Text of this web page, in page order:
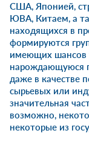
США, Японией,
ЮВА, Китаем, а
находящихся в
формируются
имеющих шансов
нарождающуюся
даже в качестве
сырьевых или
значительная
возможно,
некоторые из